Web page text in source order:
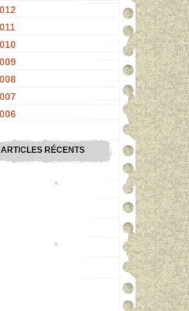
ARTICLES RÉCENTS